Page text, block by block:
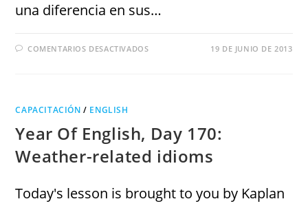
una diferencia en sus…
COMENTARIOS DESACTIVADOS 19 DE JUNIO DE 2013
CAPACITACIÓN / ENGLISH
Year Of English, Day 170:
Weather-related idioms
Today's lesson is brought to you by Kaplan